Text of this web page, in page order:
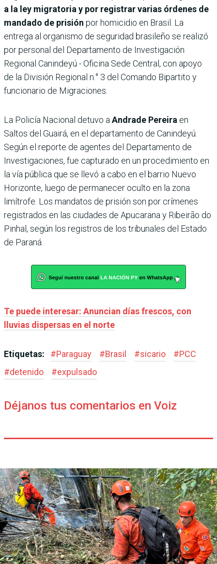
a la ley migratoria y por registrar varias órdenes de
mandado de prisión por homicidio en Brasil. La
entrega al organismo de seguridad brasileño se realizó
por personal del Departamento de Investigación
Regional Canindeyú - Oficina Sede Central, con apoyo
de la División Regional n.° 3 del Comando Bipartito y
funcionario de Migraciones.
La Policía Nacional detuvo a Andrade Pereira en
Saltos del Guairá, en el departamento de Canindeyú.
Según el reporte de agentes del Departamento de
Investigaciones, fue capturado en un procedimiento en
la vía pública que se llevó a cabo en el barrio Nuevo
Horizonte, luego de permanecer oculto en la zona
limítrofe. Los mandatos de prisión son por crímenes
registrados en las ciudades de Apucarana y Ribeirão do
Pinhal, según los registros de los tribunales del Estado
de Paraná.
Te puede interesar: Anuncian días frescos, con
lluvias dispersas en el norte
Etiquetas: #Paraguay #Brasil #sicario #PCC
#detenido #expulsado
Déjanos tus comentarios en Voiz